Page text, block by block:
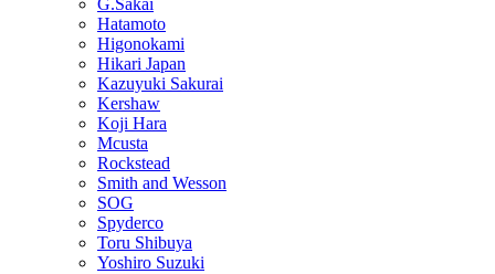
G.Sakai
Hatamoto
Higonokami
Hikari Japan
Kazuyuki Sakurai
Kershaw
Koji Hara
Mcusta
Rockstead
Smith and Wesson
SOG
Spyderco
Toru Shibuya
Yoshiro Suzuki